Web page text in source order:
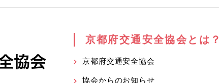
京都府交通安全協会とは？
京都府交通安全協会
協会からのお知らせ